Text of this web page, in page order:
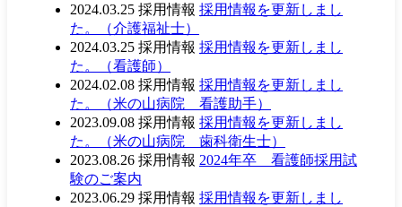
2024.03.25 採用情報 採用情報を更新しまし
た。（介護福祉士）
2024.03.25 採用情報 採用情報を更新しまし
た。（看護師）
2024.02.08 採用情報 採用情報を更新しまし
た。（米の山病院 看護助手）
2023.09.08 採用情報 採用情報を更新しまし
た。（米の山病院 歯科衛生士）
2023.08.26 採用情報 2024年卒 看護師採用試
験のご案内
2023.06.29 採用情報 採用情報を更新しまし